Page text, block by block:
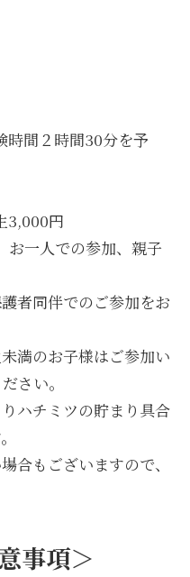
時間２時間30分を予
3,000円
一人での参加、親子
同伴でのご参加をお
のお子様はご参加い
さい。
ハチミツの貯まり具合
合もございますので、
事項＞